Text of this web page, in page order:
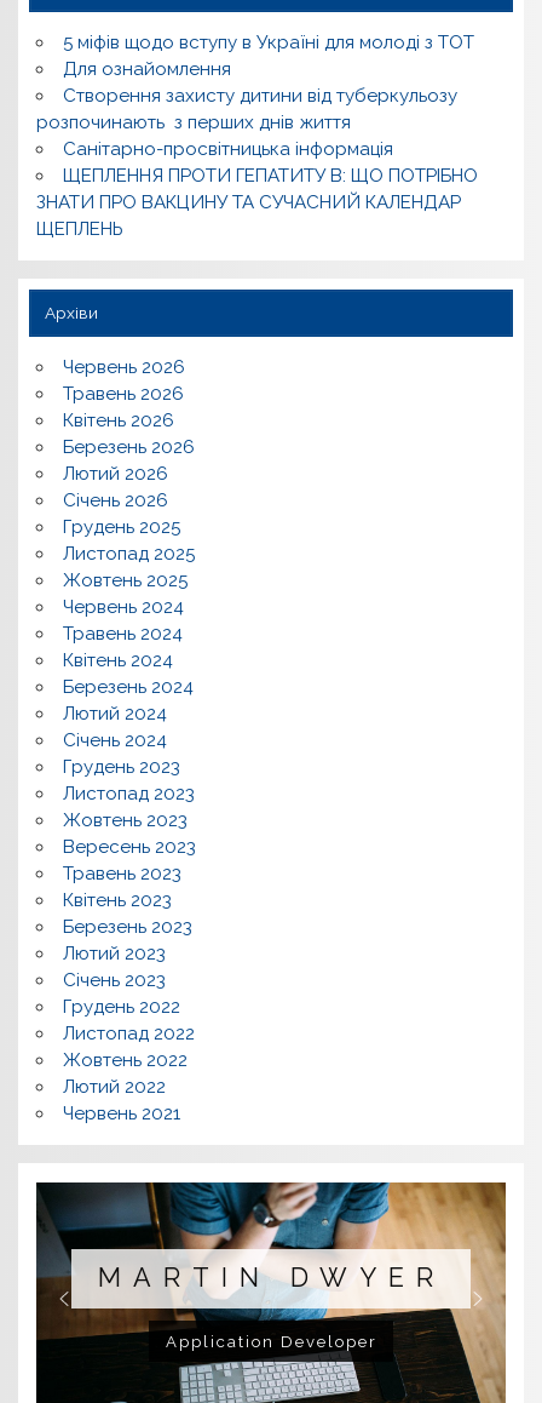
5 міфів щодо вступу в Україні для молоді з ТОТ
Для ознайомлення
Створення захисту дитини від туберкульозу
розпочинають з перших днів життя
Санітарно-просвітницька інформація
ЩЕПЛЕННЯ ПРОТИ ГЕПАТИТУ В: ЩО ПОТРІБНО
ЗНАТИ ПРО ВАКЦИНУ ТА СУЧАСНИЙ КАЛЕНДАР
ЩЕПЛЕНЬ
Архіви
Червень 2026
Травень 2026
Квітень 2026
Березень 2026
Лютий 2026
Січень 2026
Грудень 2025
Листопад 2025
Жовтень 2025
Червень 2024
Травень 2024
Квітень 2024
Березень 2024
Лютий 2024
Січень 2024
Грудень 2023
Листопад 2023
Жовтень 2023
Вересень 2023
Травень 2023
Квітень 2023
Березень 2023
Лютий 2023
Січень 2023
Грудень 2022
Листопад 2022
Жовтень 2022
Лютий 2022
Червень 2021
MARTIN DWYER
Application Developer